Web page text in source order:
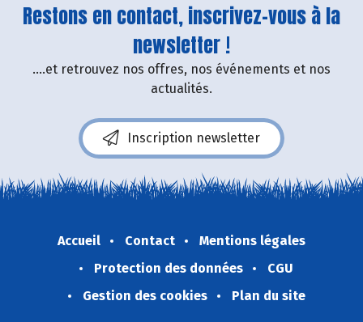
Restons en contact, inscrivez-vous à la
newsletter !
....et retrouvez nos offres, nos événements et nos
actualités.
Inscription newsletter
Accueil Contact
Mentions légales
Protection des données
CGU
Gestion des cookies
Plan du site